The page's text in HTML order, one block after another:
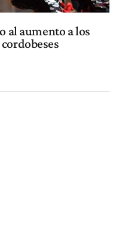
al aumento a los